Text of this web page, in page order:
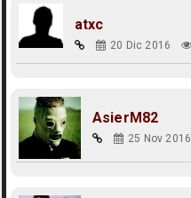
atxc
20 Dic 2016
AsierM82
25 Nov 2016